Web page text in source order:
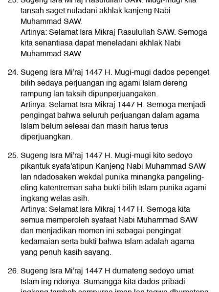
tansah saget nuladani akhlak kanjeng Nabi
Muhammad SAW.
Artinya: Selamat Isra Mikraj Rasulullah SAW. Semoga
kita senantiasa dapat meneladani akhlak Nabi
Muhammad SAW.
Sugeng Isra Mi'raj 1447 H. Mugi-mugi dados pepenget
bilih sedaya perjuangan ing agami Islam dereng
rampung lan taksih dipunperjuangaken.
Artinya: Selamat Isra Mikraj 1447 H. Semoga menjadi
pengingat bahwa seluruh perjuangan dalam agama
Islam belum selesai dan masih harus terus
diperjuangkan.
Sugeng Isra Mi'raj 1447 H. Mugi-mugi kito sedoyo
pikantuk syafa'atipun Kanjeng Nabi Muhammad SAW
lan ndadosaken wekdal punika minangka pangeling-
eling katentreman saha bukti bilih Islam punika agami
ingkang welas asih.
Artinya: Selamat Isra Mikraj 1447 H. Semoga kita
semua memperoleh syafaat Nabi Muhammad SAW
dan menjadikan momen ini sebagai pengingat
kedamaian serta bukti bahwa Islam adalah agama
yang penuh kasih sayang.
Sugeng Isra Mi'raj 1447 H dumateng sedoyo umat
Islam ing ndonya. Sumangga kita dados pribadi